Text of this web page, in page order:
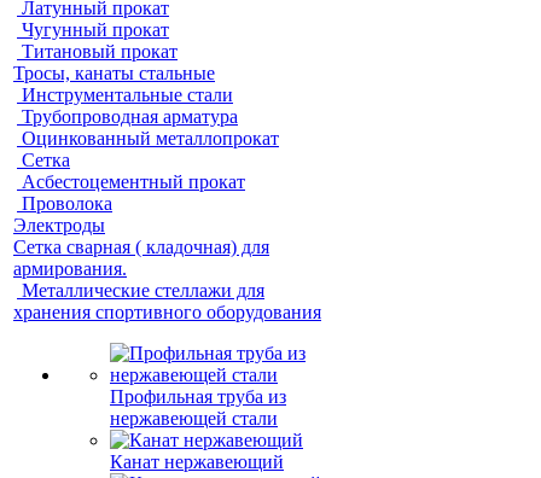
Латунный прокат
Чугунный прокат
Титановый прокат
Тросы, канаты стальные
Инструментальные стали
Трубопроводная арматура
Оцинкованный металлопрокат
Сетка
Асбестоцементный прокат
Проволока
Электроды
Сетка сварная ( кладочная) для
армирования.
Металлические стеллажи для
хранения спортивного оборудования
Профильная труба из
нержавеющей стали
Канат нержавеющий